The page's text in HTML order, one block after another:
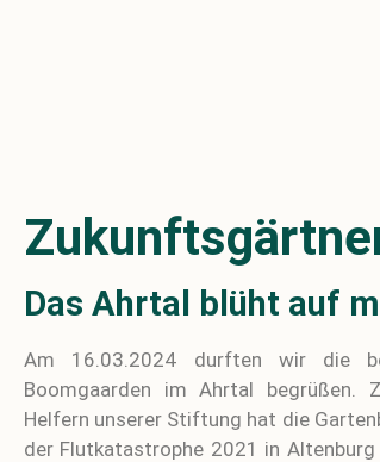
Das Ahrtal blüht auf
Am 16.03.2024 durften wir die
Boomgaarden im Ahrtal begrüßen.
Helfern unserer Stiftung hat die
der Flutkatastrophe 2021 in